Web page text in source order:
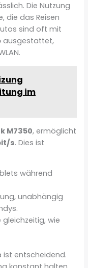
Die Nutzung
die das Reisen
sind oft mit
ausgestattet,
im
M7350, ermöglicht
s. Dies ist
während
unabhängig
wie
ist entscheidend.